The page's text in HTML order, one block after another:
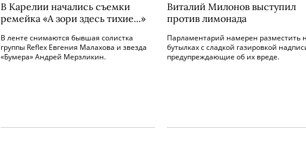
В Карелии начались съемки
ремейка «А зори здесь тихие...»
В ленте снимаются бывшая солистка
группы Reflex Евгения Малахова и звезда
«Бумера» Андрей Мерзликин.
Виталий Милонов выступил
против лимонада
Парламентарий намерен разместить
бутылках с сладкой газировкой
предупреждающие об их вреде.